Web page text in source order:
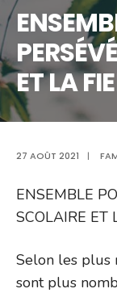
ET LA
27 AOÛT 2021 |
ENSEMBLE
SCOLAIRE ET
Selon les plus
sont plus